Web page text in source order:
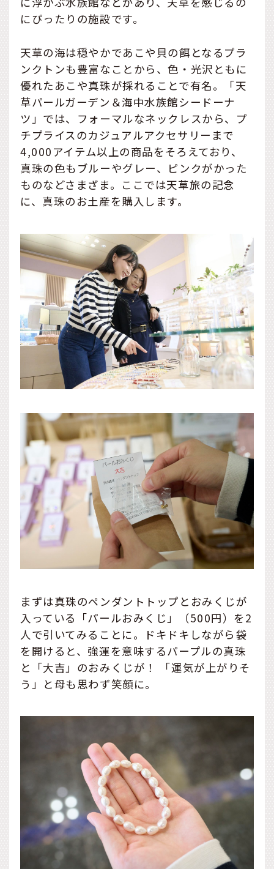
にぴったりの施設です。
天草の海は穏やかであこや貝の餌となるプラ
ンクトンも豊富なことから、色・光沢ともに
優れたあこや真珠が採れることで有名。「天
草パールガーデン＆海中水族館シードーナ
ツ」では、フォーマルなネックレスから、プ
チプライスのカジュアルアクセサリーまで
4,000アイテム以上の商品をそろえており、
真珠の色もブルーやグレー、ピンクがかった
ものなどさまざま。ここでは天草旅の記念
に、真珠のお土産を購入します。
まずは真珠のペンダントトップとおみくじが
入っている「パールおみくじ」（500円）を2
人で引いてみることに。ドキドキしながら袋
を開けると、強運を意味するパープルの真珠
と「大吉」のおみくじが！ 「運気が上がりそ
う」と母も思わず笑顔に。